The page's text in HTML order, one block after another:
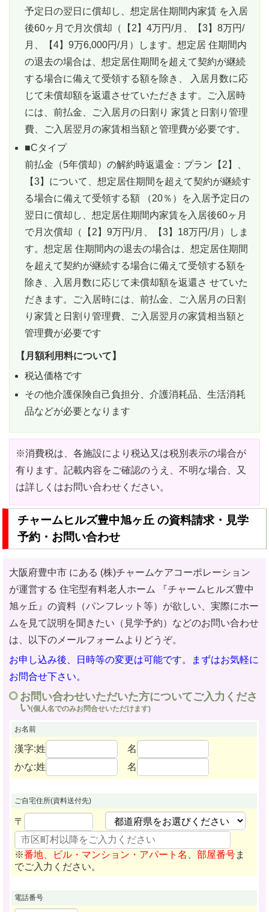
予定日の翌日に償却し、想定居住期間内家賃 を入居
後60ヶ月で月次償却（【2】4万円/月、【3】8万円/
月、【4】9万6,000円/月）します。想定居 住期間内
の退去の場合は、想定居住期間を超えて契約が継続
する場合に備えて受領する額を除き、 入居月数に応
じて未償却額を返還させていただきます。ご入居時
には、前払金、ご入居月の日割り 家賃と日割り管理
費、ご入居翌月の家賃相当額と管理費が必要です。
■Cタイプ
前払金（5年償却）の解約時返還金：プラン【2】、
【3】について、想定居住期間を超えて契約が継続す
る場合に備えて受領する額 （20％）を入居予定日の
翌日に償却し、想定居住期間内家賃を入居後60ヶ月
で月次償却（【2】9万円/月、【3】18万円/月）しま
す。想定居 住期間内の退去の場合は、想定居住期間
を超えて契約が継続する場合に備えて受領する額を
除き、入居月数に応じて未償却額を返還さ せていた
だきます。ご入居時には、前払金、ご入居月の日割
り家賃と日割り管理費、ご入居翌月の家賃相当額と
管理費が必要です
【月額利用料について】
税込価格です
その他介護保険自己負担分、介護消耗品、生活消耗
品などが必要となります
※消費税は、各施設により税込又は税別表示の場合が
有ります。記載内容をご確認のうえ、不明な場合、又
は詳しくはお問い合わせください。
チャームヒルズ豊中旭ヶ丘 の資料請求・見学
予約・お問い合わせ
大阪府豊中市 にある (株)チャームケアコーポレーション
が運営する 住宅型有料老人ホーム
『チャームヒルズ豊中
旭ヶ丘』の資料（パンフレット等）が欲しい、実際にホー
ムを見て説明を聞きたい（見学予約）などのお問い合わせ
は、以下のメールフォームよりどうぞ。
お申し込み後、日時等の変更は可能です。まずはお気軽に
お問合せ下さい。
お問い合わせいただいた方についてご入力くださ
い(個人名でのみお問合せいただけます)
お名前
漢字:姓
名
かな:姓
名
ご自宅住所(資料送付先)
〒
※番地、ビル・マンション・アパート名、部屋番号ま
でご入力ください。
電話番号